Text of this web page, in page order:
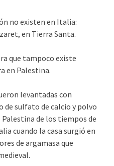
no existen en Italia:
en Tierra Santa.
que tampoco existe
en Palestina.
levantadas con
de sulfato de calcio y polvo
de los tiempos de
cuando la casa surgió en
de argamasa que